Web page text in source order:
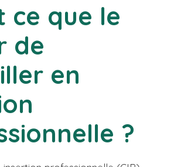
ce que le
de
en
?